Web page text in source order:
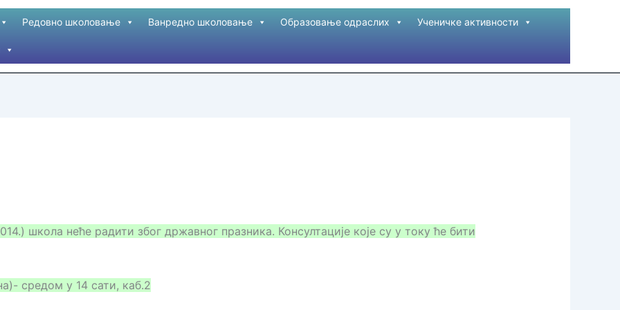
Редовно школовање Ванредно школовање Образовање одраслих Ученичке активности
школа неће радити због државног празника. Консултације које су у току ће бити
средом у 14 сати, каб.2